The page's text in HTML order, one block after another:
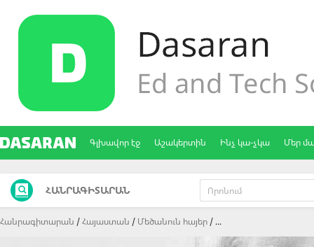
Գլխավոր էջ Աշակերտին Ինչ կա-չկա Մեր
ՀԱՆՐԱԳԻՏԱՐԱՆ
Հանրագիտարան Հայաստան Մեծանուն հայեր ...